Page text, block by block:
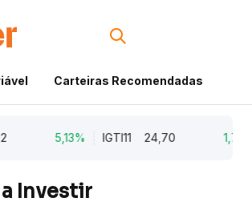
Carteiras Recomendadas
5,13% IGTI11 24,70 1,77%
Investir